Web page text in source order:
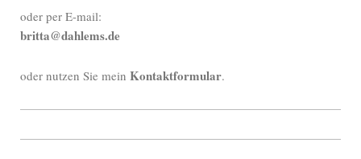
oder per E-mail:
britta@dahlems.de
oder nutzen Sie mein Kontaktformular.